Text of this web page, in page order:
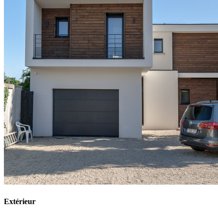
Extérieur